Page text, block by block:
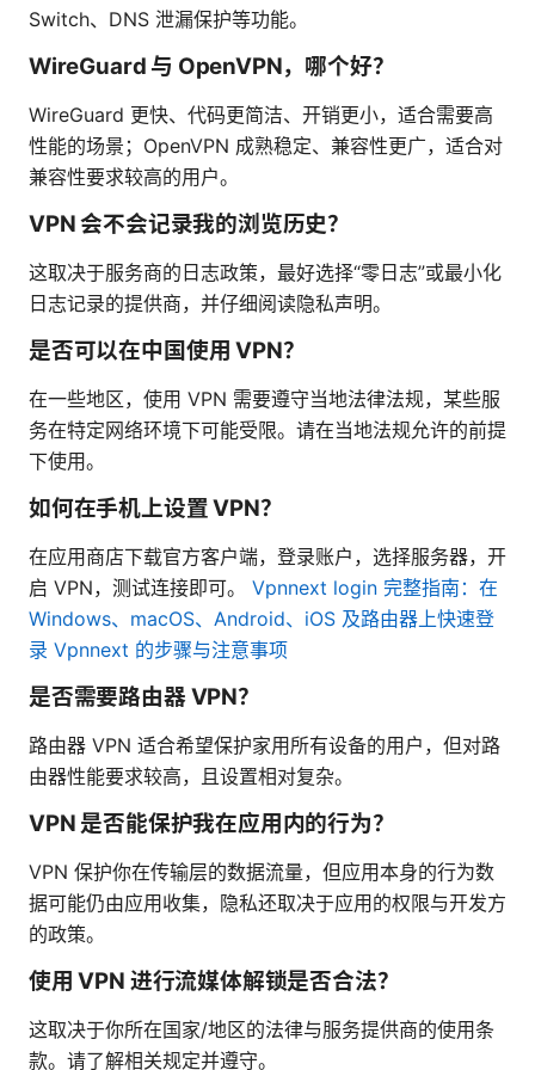
Switch、DNS 泄漏保护等功能。
WireGuard 与 OpenVPN，哪个好？
WireGuard 更快、代码更简洁、开销更小，适合需要高
性能的场景；OpenVPN 成熟稳定、兼容性更广，适合对
兼容性要求较高的用户。
VPN 会不会记录我的浏览历史？
这取决于服务商的日志政策，最好选择“零日志”或最小化
日志记录的提供商，并仔细阅读隐私声明。
是否可以在中国使用 VPN？
在一些地区，使用 VPN 需要遵守当地法律法规，某些服
务在特定网络环境下可能受限。请在当地法规允许的前提
下使用。
如何在手机上设置 VPN？
在应用商店下载官方客户端，登录账户，选择服务器，开
启 VPN，测试连接即可。 Vpnnext login 完整指南：在
Windows、macOS、Android、iOS 及路由器上快速登
录 Vpnnext 的步骤与注意事项
是否需要路由器 VPN？
路由器 VPN 适合希望保护家用所有设备的用户，但对路
由器性能要求较高，且设置相对复杂。
VPN 是否能保护我在应用内的行为？
VPN 保护你在传输层的数据流量，但应用本身的行为数
据可能仍由应用收集，隐私还取决于应用的权限与开发方
的政策。
使用 VPN 进行流媒体解锁是否合法？
这取决于你所在国家/地区的法律与服务提供商的使用条
款。请了解相关规定并遵守。